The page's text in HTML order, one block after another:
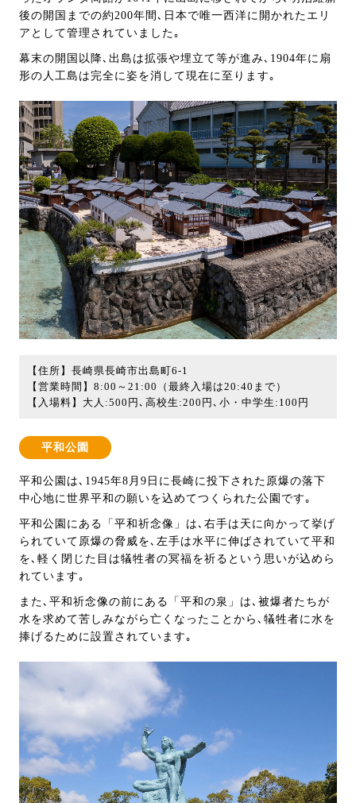
後の開国までの約200年間､日本で唯一西洋に開かれたエリ
アとして管理されていました｡
幕末の開国以降､出島は拡張や埋立て等が進み､1904年に扇
形の人工島は完全に姿を消して現在に至ります｡
【住所】長崎県長崎市出島町6-1
【営業時間】8:00～21:00（最終入場は20:40まで）
【入場料】大人:500円､高校生:200円､小・中学生:100円
平和公園
平和公園は､1945年8月9日に長崎に投下された原爆の落下
中心地に世界平和の願いを込めてつくられた公園です｡
平和公園にある「平和祈念像」は､右手は天に向かって挙げ
られていて原爆の脅威を､左手は水平に伸ばされていて平和
を､軽く閉じた目は犠牲者の冥福を祈るという思いが込めら
れています｡
また､平和祈念像の前にある「平和の泉」は､被爆者たちが
水を求めて苦しみながら亡くなったことから､犠牲者に水を
捧げるために設置されています｡